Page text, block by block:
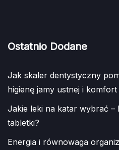
Ostatnio Dodane
Jak skaler dentystyczny
higienę jamy ustnej i
Jakie leki na katar wybrać
tabletki?
Energia i równowaga